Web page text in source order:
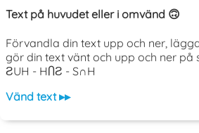
Text på huvudet eller i omvänd 🙃
Förvandla din text upp och ner,
gör din text vänt och upp och ner på
ƧUH - HႶƧ - S∩H
Vänd text ▸▸